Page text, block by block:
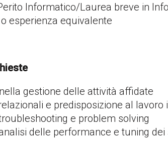
Informatico/Laurea breve in
esperienza equivalente
gestione delle attività affidate
e predisposizione al lavoro
e problem solving
delle performance e tuning dei